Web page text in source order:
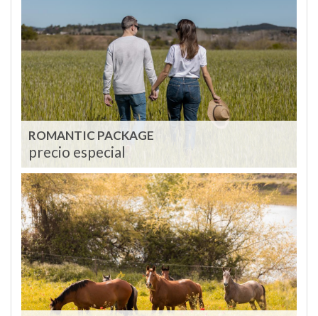
ROMANTIC PACKAGE
precio especial